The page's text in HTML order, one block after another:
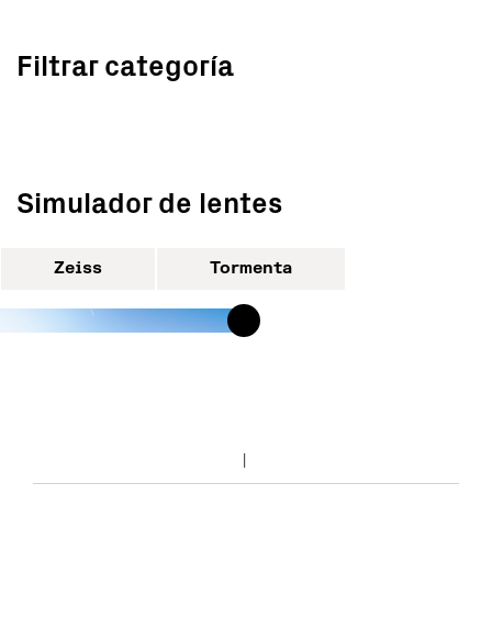
Filtrar categoría
Simulador de lentes
Zeiss Tormenta